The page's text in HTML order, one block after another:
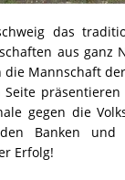
das
aus
Mannschaft
gegen die
Banken und
Erfolg!